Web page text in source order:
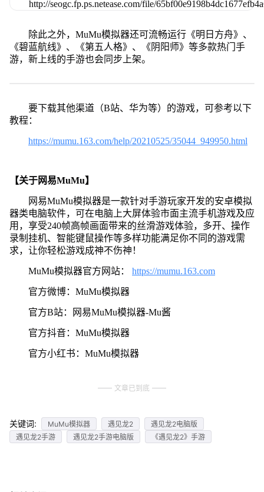
除此之外，MuMu模拟器还可流畅运行《明日方舟》、
《碧蓝航线》、《第五人格》、《阴阳师》等多款热门手
游，新上线的手游也会同步上架。
要下载其他渠道（B站、华为等）的游戏，可参考以下
教程：
https://mumu.163.com/help/20210525/35044_949950.html
【关于网易MuMu】
网易MuMu模拟器是一款针对手游玩家开发的安卓模拟
器类电脑软件，可在电脑上大屏体验市面主流手机游戏及应
用，享受240帧高帧画面带来的丝滑游戏体验，多开、操作
录制挂机、智能键鼠操作等多样功能满足你不同的游戏需
求，让你轻松游戏成神不伤神！
MuMu模拟器官方网站： https://mumu.163.com
官方微博：MuMu模拟器
官方B站：网易MuMu模拟器-Mu酱
官方抖音：MuMu模拟器
官方小红书：MuMu模拟器
文章已到底
关键词: MuMu模拟器 遇见龙2
遇见龙2电脑版
遇见龙2手游
遇见龙2手游电脑版 《遇见龙2》手游